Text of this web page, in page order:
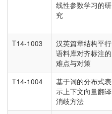
线性参数学习的研
究
T14-1003
汉英篇章结构平行
语料库对齐标注的
难点与对策
T14-1004
基于词的分布式表
示上下文向量翻译
消歧方法